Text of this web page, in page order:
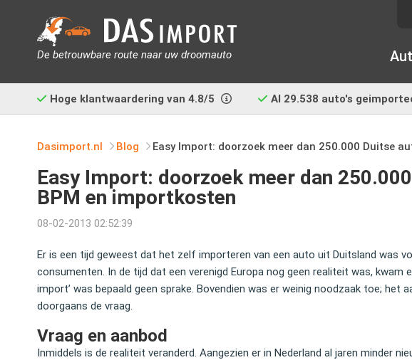
De betrouwbare route naar uw droomauto
Hoge klantwaardering van 4.8/5 Al 29.538 auto's
Dasimport.nl Blog Easy Import: doorzoek meer dan 250.000 Duitse
Easy Import: doorzoek meer dan
BPM en importkosten
08-02-2013 02:52:39
Er is een tijd geweest dat het zelf importeren van een auto uit Duitsland was
consumenten. In de tijd dat een verenigd Europa nog geen realiteit was, kwam
import’ was bepaald geen sprake. Bovendien was er weinig noodzaak toe; het
doorgaans de vraag.
Vraag en aanbod
Inmiddels is de realiteit veranderd. Aangezien er in Nederland al jaren minder